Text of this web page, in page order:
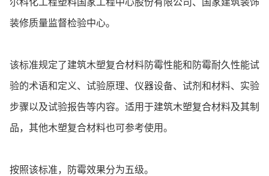
装修质量监督检验中心。
该标准规定了建筑木塑复合材料防霉性能和防霉耐久性能试
验的术语和定义、试验原理、仪器设备、试剂和材料、实验
步骤以及试验报告等内容。适用于建筑木塑复合材料及其制
品，其他木塑复合材料也可参考使用。
按照该标准，防霉效果分为五级。